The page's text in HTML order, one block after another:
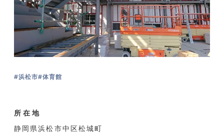
#浜松市#体育館
所在地
静岡県浜松市中区松城町